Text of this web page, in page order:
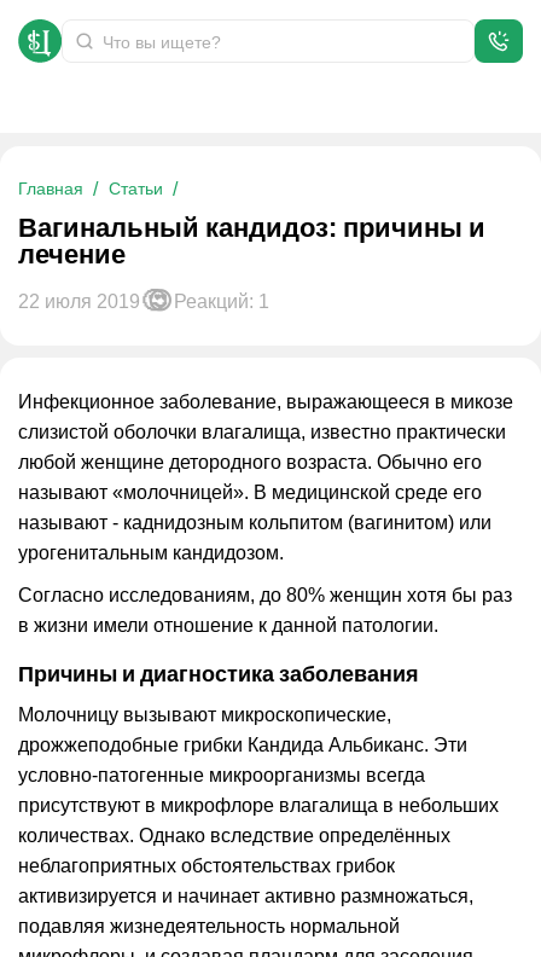
Главная Статьи
Вагинальный кандидоз: причины и лечение
Вагинальный кандидоз: причины и
лечение
22 июля 2019 Реакций: 1
Инфекционное заболевание, выражающееся в микозе
слизистой оболочки влагалища, известно практически
любой женщине детородного возраста. Обычно его
называют «молочницей». В медицинской среде его
называют - каднидозным кольпитом (вагинитом) или
урогенитальным кандидозом.
Согласно исследованиям, до 80% женщин хотя бы раз
в жизни имели отношение к данной патологии.
Причины и диагностика заболевания
Молочницу вызывают микроскопические,
дрожжеподобные грибки Кандида Альбиканс. Эти
условно-патогенные микроорганизмы всегда
присутствуют в микрофлоре влагалища в небольших
количествах. Однако вследствие определённых
неблагоприятных обстоятельствах грибок
активизируется и начинает активно размножаться,
подавляя жизнедеятельность нормальной